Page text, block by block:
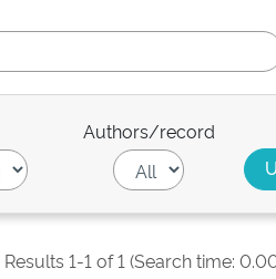
Authors/record
Results 1-1 of 1 (Search time: